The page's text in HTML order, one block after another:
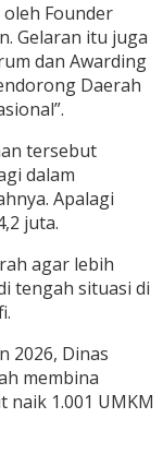
Founder
Gelaran itu juga
dan Awarding
Daerah
tersebut
dalam
Apalagi
juta.
agar lebih
tengah situasi di
2026, Dinas
membina
naik 1.001 UMKM